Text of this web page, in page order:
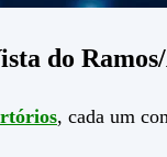
do
, cada um